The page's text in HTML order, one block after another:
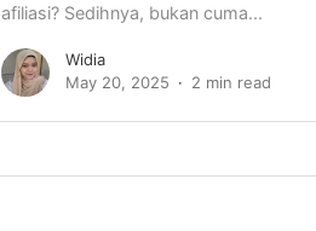
afiliasi? Sedihnya, bukan cuma...
Widia
May 20, 2025
2 min read